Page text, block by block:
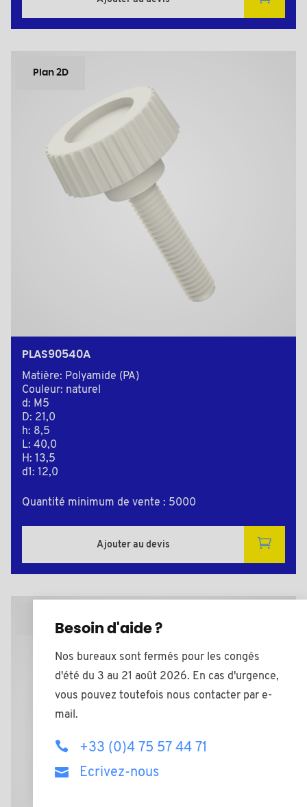
Plan 2D
PLAS90540A
Matière: Polyamide (PA)
Couleur: naturel
d: M5
D: 21,0
h: 8,5
L: 40,0
H: 13,5
d1: 12,0
Quantité minimum de vente : 5000
Ajouter au devis
Besoin d'aide ?
Nos bureaux sont fermés pour les congés
d'été du 3 au 21 août 2026. En cas d'urgence,
vous pouvez toutefois nous contacter par e-
mail.
+33 (0)4 75 57 44 71
Ecrivez-nous